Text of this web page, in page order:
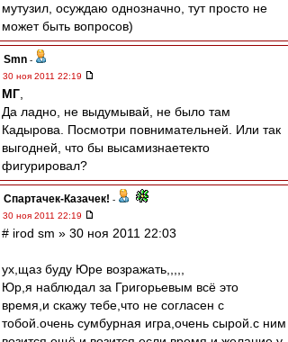
мутузил, осуждаю однозначно, тут просто не
может быть вопросов)
Smn -
30 ноя 2011 22:19
МГ
Да ладно, не выдумывай, не было там
Кадырова. Посмотри повнимательней. Или так
выгодней, что бы высамизнаетекто
фигурировал?
Спартачек-Казачек! -
30 ноя 2011 22:19
# irod sm » 30 ноя 2011 22:03
ух,щаз буду Юре возражать,,,,,
Юр,я наблюдал за Григорьевым всё это
время,и скажу тебе,что не согласен с
тобой.очень сумбурная игра,очень сырой.с ним